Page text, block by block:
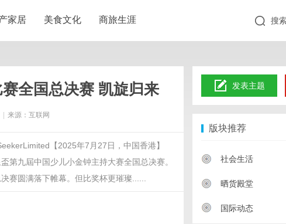
家居 美食文化 商旅生涯 搜
全国总决赛 凯旋归来
来源：互联网
【2025年7月27日，中国香港】
第九屆中国少儿小金钟主持大赛全国总决赛。
赛圆满落下帷幕。但比奖杯更璀璨......
发表主题
版块推荐
社会生活
晒货殿堂
国际动态